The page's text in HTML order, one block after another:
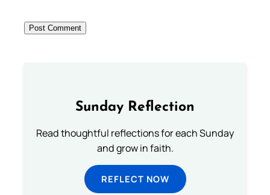
Sunday Reflection
Read thoughtful reflections for each Sunday
and grow in faith.
REFLECT NOW